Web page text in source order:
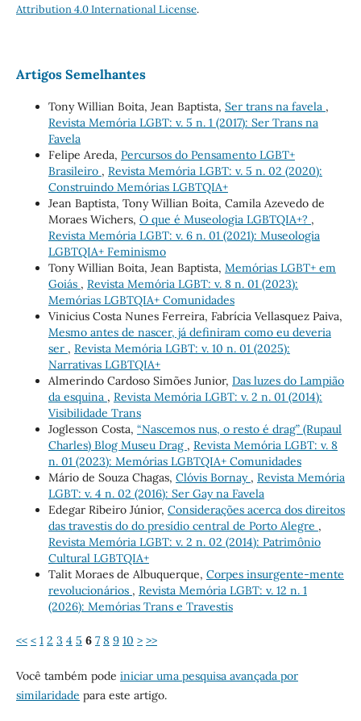
Attribution 4.0 International License.
Artigos Semelhantes
Tony Willian Boita, Jean Baptista, Ser trans na favela ,
Revista Memória LGBT: v. 5 n. 1 (2017): Ser Trans na
Favela
Felipe Areda, Percursos do Pensamento LGBT+
Brasileiro , Revista Memória LGBT: v. 5 n. 02 (2020):
Construindo Memórias LGBTQIA+
Jean Baptista, Tony Willian Boita, Camila Azevedo de
Moraes Wichers, O que é Museologia LGBTQIA+? ,
Revista Memória LGBT: v. 6 n. 01 (2021): Museologia
LGBTQIA+ Feminismo
Tony Willian Boita, Jean Baptista, Memórias LGBT+ em
Goiás , Revista Memória LGBT: v. 8 n. 01 (2023):
Memórias LGBTQIA+ Comunidades
Vinicius Costa Nunes Ferreira, Fabrícia Vellasquez Paiva,
Mesmo antes de nascer, já definiram como eu deveria
ser , Revista Memória LGBT: v. 10 n. 01 (2025):
Narrativas LGBTQIA+
Almerindo Cardoso Simões Junior, Das luzes do Lampião
da esquina , Revista Memória LGBT: v. 2 n. 01 (2014):
Visibilidade Trans
Joglesson Costa, “Nascemos nus, o resto é drag” (Rupaul
Charles) Blog Museu Drag , Revista Memória LGBT: v. 8
n. 01 (2023): Memórias LGBTQIA+ Comunidades
Mário de Souza Chagas, Clóvis Bornay , Revista Memória
LGBT: v. 4 n. 02 (2016): Ser Gay na Favela
Edegar Ribeiro Júnior, Considerações acerca dos direitos
das travestis do do presídio central de Porto Alegre ,
Revista Memória LGBT: v. 2 n. 02 (2014): Patrimônio
Cultural LGBTQIA+
Talit Moraes de Albuquerque, Corpes insurgente-mente
revolucionários , Revista Memória LGBT: v. 12 n. 1
(2026): Memórias Trans e Travestis
<< < 1 2 3 4 5 6 7 8 9 10 > >>
Você também pode iniciar uma pesquisa avançada por
similaridade para este artigo.